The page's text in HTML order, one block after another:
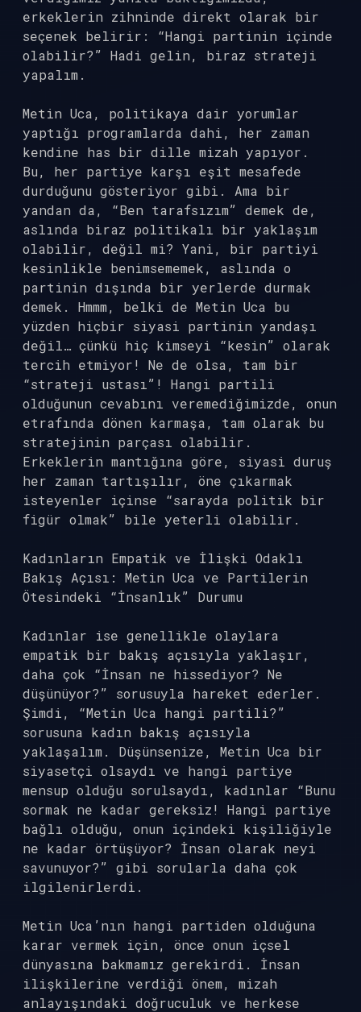
erkeklerin zihninde direkt olarak bir
seçenek belirir: “Hangi partinin içinde
olabilir?” Hadi gelin, biraz strateji
yapalım.
Metin Uca, politikaya dair yorumlar
yaptığı programlarda dahi, her zaman
kendine has bir dille mizah yapıyor.
Bu, her partiye karşı eşit mesafede
durduğunu gösteriyor gibi. Ama bir
yandan da, “Ben tarafsızım” demek de,
aslında biraz politikalı bir yaklaşım
olabilir, değil mi? Yani, bir partiyi
kesinlikle benimsememek, aslında o
partinin dışında bir yerlerde durmak
demek. Hmmm, belki de Metin Uca bu
yüzden hiçbir siyasi partinin yandaşı
değil… çünkü hiç kimseyi “kesin” olarak
tercih etmiyor! Ne de olsa, tam bir
“strateji ustası”! Hangi partili
olduğunun cevabını veremediğimizde, onun
etrafında dönen karmaşa, tam olarak bu
stratejinin parçası olabilir.
Erkeklerin mantığına göre, siyasi duruş
her zaman tartışılır, öne çıkarmak
isteyenler içinse “sarayda politik bir
figür olmak” bile yeterli olabilir.
Kadınların Empatik ve İlişki Odaklı
Bakış Açısı: Metin Uca ve Partilerin
Ötesindeki “İnsanlık” Durumu
Kadınlar ise genellikle olaylara
empatik bir bakış açısıyla yaklaşır,
daha çok “İnsan ne hissediyor? Ne
düşünüyor?” sorusuyla hareket ederler.
Şimdi, “Metin Uca hangi partili?”
sorusuna kadın bakış açısıyla
yaklaşalım. Düşünsenize, Metin Uca bir
siyasetçi olsaydı ve hangi partiye
mensup olduğu sorulsaydı, kadınlar “Bunu
sormak ne kadar gereksiz! Hangi partiye
bağlı olduğu, onun içindeki kişiliğiyle
ne kadar örtüşüyor? İnsan olarak neyi
savunuyor?” gibi sorularla daha çok
ilgilenirlerdi.
Metin Uca’nın hangi partiden olduğuna
karar vermek için, önce onun içsel
dünyasına bakmamız gerekirdi. İnsan
ilişkilerine verdiği önem, mizah
anlayışındaki doğruculuk ve herkese